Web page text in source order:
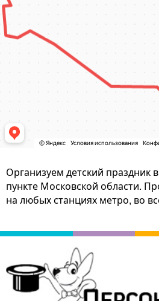
Организуем детский праздник
пункте Московской области.
на любых станциях метро, во